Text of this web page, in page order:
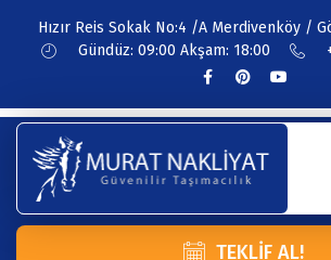
Hızır Reis Sokak No:4 /A Merdivenköy /
Gündüz: 09:00 Akşam: 18:00
TEKLIF AL!